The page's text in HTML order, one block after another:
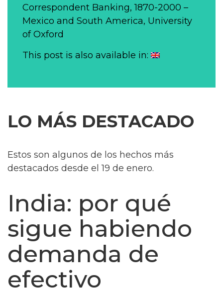
Correspondent Banking, 1870-2000 –
Mexico and South America, University
of Oxford
This post is also available in:
LO MÁS DESTACADO
Estos son algunos de los hechos más
destacados desde el 19 de enero.
India: por qué
sigue habiendo
demanda de
efectivo